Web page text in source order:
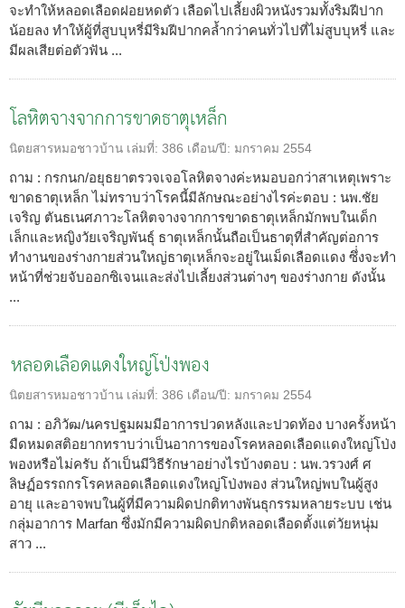
จะทำให้หลอดเลือดฝอยหดตัว เลือดไปเลี้ยงผิวหนังรวมทั้งริมฝีปาก
น้อยลง ทำให้ผู้ที่สูบบุหรี่มีริมฝีปากคล้ำกว่าคนทั่วไปที่ไม่สูบบุหรี่ และ
มีผลเสียต่อตัวฟัน ...
โลหิตจางจากการขาดธาตุเหล็ก
นิตยสารหมอชาวบ้าน เล่มที่: 386 เดือน/ปี: มกราคม 2554
ถาม : กรกนก/อยุธยาตรวจเจอโลหิตจางค่ะหมอบอกว่าสาเหตุเพราะ
ขาดธาตุเหล็ก ไม่ทราบว่าโรคนี้มีลักษณะอย่างไรค่ะตอบ : นพ.ชัย
เจริญ ตันธเนศภาวะโลหิตจางจากการขาดธาตุเหล็กมักพบในเด็ก
เล็กและหญิงวัยเจริญพันธุ์ ธาตุเหล็กนั้นถือเป็นธาตุที่สำคัญต่อการ
ทำงานของร่างกายส่วนใหญ่ธาตุเหล็กจะอยู่ในเม็ดเลือดแดง ซึ่่งจะทำ
หน้าที่ช่วยจับออกซิเจนและส่งไปเลี้ยงส่วนต่างๆ ของร่างกาย ดังนั้น
...
หลอดเลือดแดงใหญ่โป่งพอง
นิตยสารหมอชาวบ้าน เล่มที่: 386 เดือน/ปี: มกราคม 2554
ถาม : อภิวัฒ/นครปฐมผมมีอาการปวดหลังและปวดท้อง บางครั้งหน้า
มืดหมดสติอยากทราบว่าเป็นอาการของโรคหลอดเลือดแดงใหญ่โป่ง
พองหรือไม่ครับ ถ้าเป็นมีวิธีรักษาอย่างไรบ้างตอบ : นพ.วรวงศ์ ศ
ลิษฏ์อรรถกรโรคหลอดเลือดแดงใหญ่โป่งพอง ส่วนใหญ่พบในผู้สูง
อายุ และอาจพบในผู้ที่มีความผิดปกติทางพันธุกรรมหลายระบบ เช่น
กลุ่มอาการ Marfan ซึ่งมักมีความผิดปกติหลอดเลือดตั้งแต่วัยหนุ่ม
สาว ...